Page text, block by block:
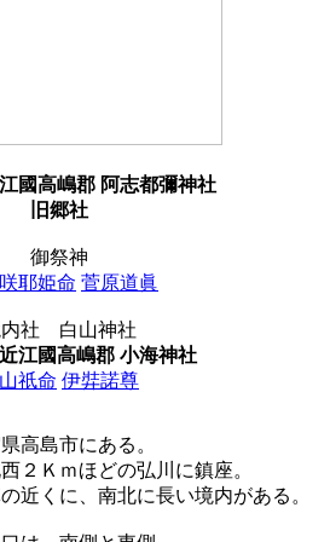
國高嶋郡 阿志都彌神社
旧郷社
御祭神
耶姫命 菅原道眞
社 白山神社
近江國高嶋郡 小海神社
祇命 伊弉諾尊
高島市にある。
２Ｋｍほどの弘川に鎮座。
近くに、南北に長い境内がある。